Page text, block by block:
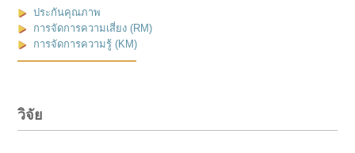
ประกันคุณภาพ
การจัดการความเสี่ยง (RM)
การจัดการความรู้ (KM)
วิจัย